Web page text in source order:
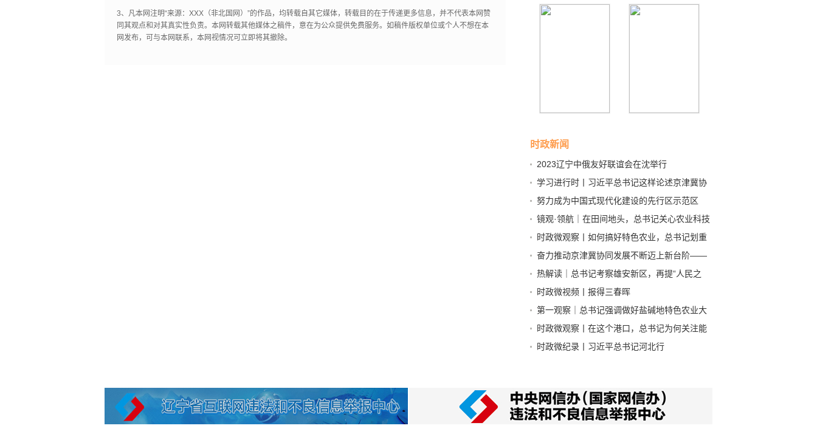
3、凡本网注明“来源：XXX（非北国网）”的作品，均转载自其它媒体，转载目的在于传递更多信息，并不代表本网赞
同其观点和对其真实性负责。本网转载其他媒体之稿件，意在为公众提供免费服务。如稿件版权单位或个人不想在本
网发布，可与本网联系，本网视情况可立即将其撤除。
时政新闻
2023辽宁中俄友好联谊会在沈举行
学习进行时丨习近平总书记这样论述京津冀协
同发展
努力成为中国式现代化建设的先行区示范区
镜观·领航｜在田间地头，总书记关心农业科技
创新
时政微观察丨如何搞好特色农业，总书记划重
奋力推动京津冀协同发展不断迈上新台阶——
习近平总书记在河北考察并主持召开深入推进京
津冀协同发展座谈会在广大干部群众中引起强烈
反响
热解读｜总书记考察雄安新区，再提“人民之
城”
时政微视频丨报得三春晖
第一观察｜总书记强调做好盐碱地特色农业大
文章
时政微观察丨在这个港口，总书记为何关注能
源安全？
时政微纪录丨习近平总书记河北行